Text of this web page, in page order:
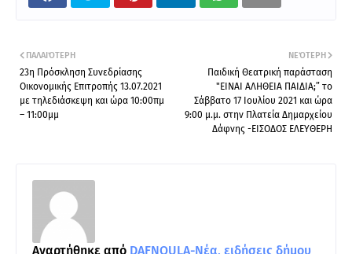
ΝΕΌΤΕΡΗ
Παιδική Θεατρική παράσταση
"ΕΙΝΑΙ ΑΛΗΘΕΙΑ ΠΑΙΔΙΑ;” το
Σάββατο 17 Ιουλίου 2021 και ώρα
9:00 μ.μ. στην Πλατεία Δημαρχείου
Δάφνης -ΕΙΣΟΔΟΣ ΕΛΕΥΘΕΡΗ
ΠΑΛΑΙΌΤΕΡΗ
23η Πρόσκληση Συνεδρίασης
Οικονομικής Επιτροπής 13.07.2021
με τηλεδιάσκεψη και ώρα 10:00πμ
– 11:00μμ
Αναρτήθηκε από DAFNOULA-Νέα, ειδήσεις δήμου